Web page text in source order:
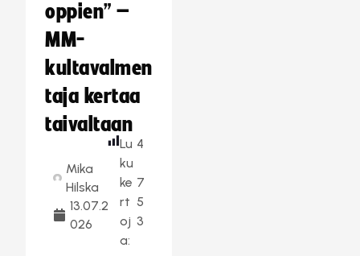
oppien” –
MM-
kultavalmen
taja kertaa
taivaltaan
Mika
Hilska
13.07.2
026
Lu
ku
ke
rt
oj
a:
4
7
5
3